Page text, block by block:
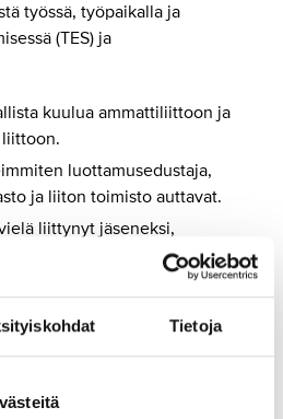
Tietoja
työssä, työpaikalla ja
(TES) ja
kuulua ammattiliittoon ja
luottamusedustaja,
ja liiton toimisto auttavat.
liittynyt jäseneksi,
ota mukaan.